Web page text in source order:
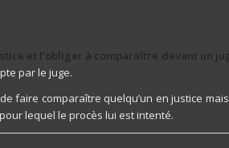
et l’obliger à comparaître devant un
par le juge.
faire comparaître quelqu’un en justice
lequel le procès lui est intenté.